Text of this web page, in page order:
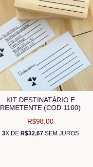
KIT DESTINATÁRIO E
REMETENTE (COD 1100)
R$98,00
3X DE R$32,67 SEM JUROS